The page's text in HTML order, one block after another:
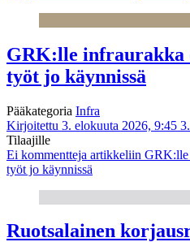
GRK:lle infraurakka
työt jo käynnissä
Pääkategoria Infra
Kirjoitettu 3. elokuuta 2026, 9:45
Tilaajille
Ei kommentteja artikkeliin GRK:lle
työt jo käynnissä
Ruotsalainen